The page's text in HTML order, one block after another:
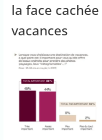
la face
vacances